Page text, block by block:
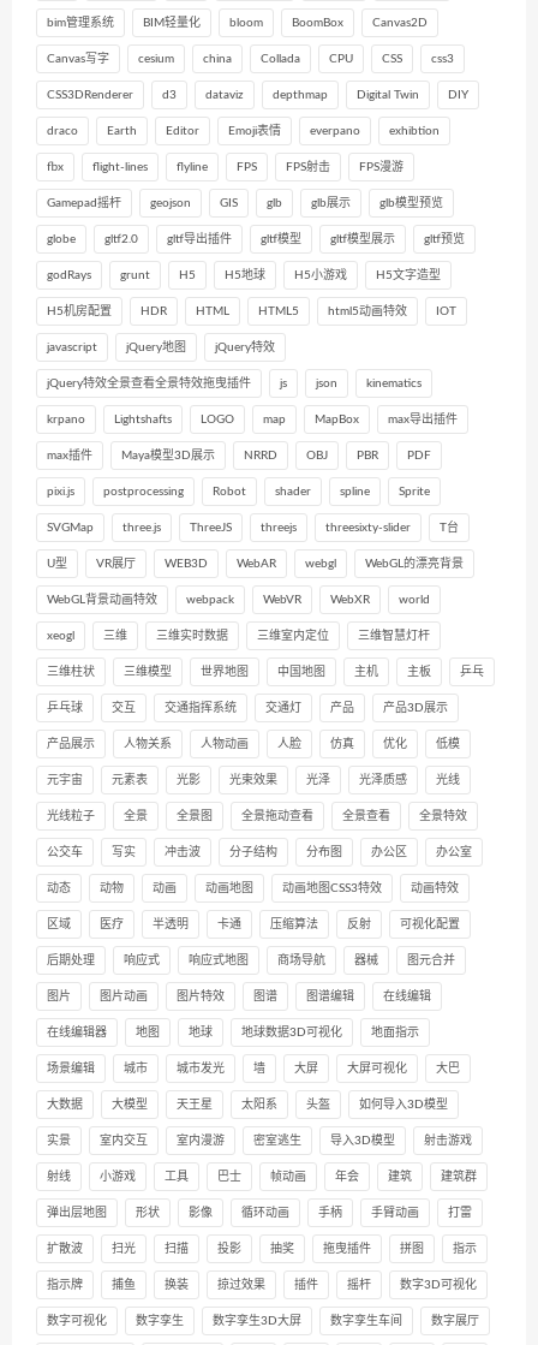
bim管理系统 BIM轻量化 bloom BoomBox Canvas2D
Canvas写字 cesium china Collada CPU CSS css3
CSS3DRenderer d3 dataviz depthmap Digital Twin DIY
draco Earth Editor Emoji表情 everpano exhibtion
fbx flight-lines flyline FPS FPS射击 FPS漫游
Gamepad摇杆 geojson GIS glb glb展示 glb模型预览
globe gltf2.0 gltf导出插件 gltf模型 gltf模型展示 gltf预览
godRays grunt H5 H5地球 H5小游戏 H5文字造型
H5机房配置 HDR HTML HTML5 html5动画特效 IOT
javascript jQuery地图 jQuery特效
jQuery特效全景查看全景特效拖曳插件 js json kinematics
krpano Lightshafts LOGO map MapBox max导出插件
max插件 Maya模型3D展示 NRRD OBJ PBR PDF
pixi.js postprocessing Robot shader spline Sprite
SVGMap three.js ThreeJS threejs threesixty-slider T台
U型 VR展厅 WEB3D WebAR webgl WebGL的漂亮背景
WebGL背景动画特效 webpack WebVR WebXR world
xeogl 三维 三维实时数据 三维室内定位 三维智慧灯杆
三维柱状 三维模型 世界地图 中国地图 主机 主板 乒乓
乒乓球 交互 交通指挥系统 交通灯 产品 产品3D展示
产品展示 人物关系 人物动画 人脸 仿真 优化 低模
元宇宙 元素表 光影 光束效果 光泽 光泽质感 光线
光线粒子 全景 全景图 全景拖动查看 全景查看 全景特效
公交车 写实 冲击波 分子结构 分布图 办公区 办公室
动态 动物 动画 动画地图 动画地图CSS3特效 动画特效
区域 医疗 半透明 卡通 压缩算法 反射 可视化配置
后期处理 响应式 响应式地图 商场导航 器械 图元合并
图片 图片动画 图片特效 图谱 图谱编辑 在线编辑
在线编辑器 地图 地球 地球数据3D可视化 地面指示
场景编辑 城市 城市发光 墙 大屏 大屏可视化 大巴
大数据 大模型 天王星 太阳系 头盔 如何导入3D模型
实景 室内交互 室内漫游 密室逃生 导入3D模型 射击游戏
射线 小游戏 工具 巴士 帧动画 年会 建筑 建筑群
弹出层地图 形状 影像 循环动画 手柄 手臂动画 打雷
扩散波 扫光 扫描 投影 抽奖 拖曳插件 拼图 指示
指示牌 捕鱼 换装 掠过效果 插件 摇杆 数字3D可视化
数字可视化 数字孪生 数字孪生3D大屏 数字孪生车间 数字展厅